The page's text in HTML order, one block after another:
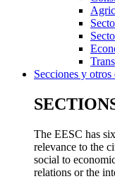
Secciones y otros
The EESC has
relevance to the
social to
relations or the